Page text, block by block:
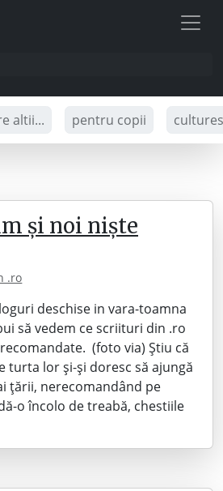
altii... pentru copii
și noi niște
.ro
deschise in vara-toamna
să vedem ce scriituri din .ro
(foto via) Știu că
turta lor și-și doresc să ajungă
țării, nerecomandând pe
o încolo de treabă, chestiile